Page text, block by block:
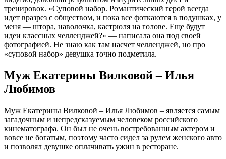
тренировок. «Суповой набор. Романтический герой всегда
идет вразрез с обществом, и пока все фоткаются в подушках, у
меня — штора, наволочка, кастрюля на голове. Еще будут
идеи классных челленджей?» — написала она под своей
фотографией. Не знаю как там насчет челленджей, но про
«суповой набор» девушка точно подметила.
Муж Екатерины Вилковой – Илья
Любимов
Муж Екатерины Вилковой – Илья Любимов – является самым
загадочным и непредсказуемым человеком российского
кинематографа. Он был не очень востребованным актером и
вовсе не богатым, поэтому часто сидел за рулем женского авто
и позволял девушке оплачивать ужин в ресторане.